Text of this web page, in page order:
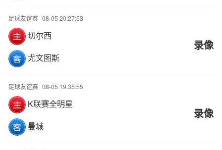
足球友谊赛 08-05 20:27:53
切尔西
尤文图斯
录像
足球友谊赛 08-05 19:35:55
K联赛全明星
曼城
录像